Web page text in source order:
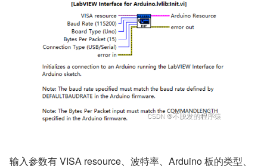
输入参数有 VISA resource、波特率、Arduino 板的类型、